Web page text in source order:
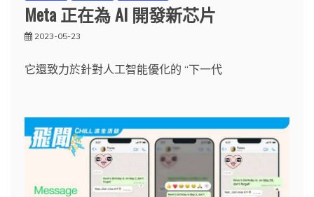
Meta 正在為 AI 開發新芯片
2023-05-23
它還致力於針對人工智能優化的 “下一代